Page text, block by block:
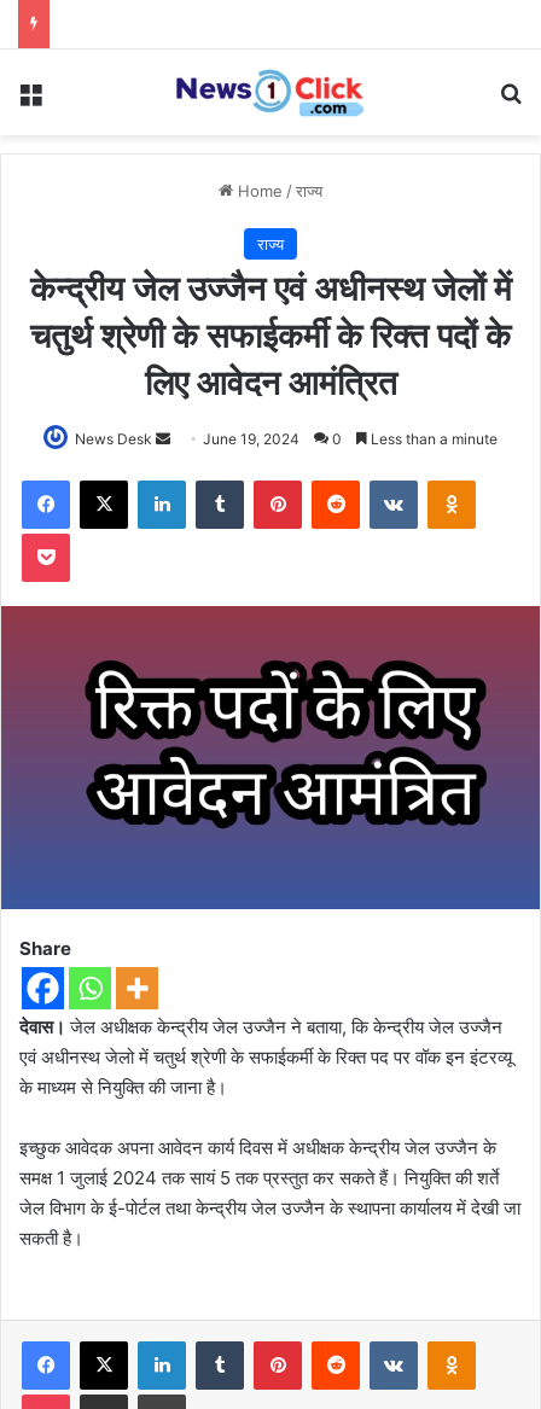
Menu
Home /राज्य
राज्य
केन्‍द्रीय जेल उज्‍जैन एवं अधीनस्‍थ जेलों में
चतुर्थ श्रेणी के सफाईकर्मी के रिक्‍त पदों के
लिए आवेदन आमंत्रित
News Desk
SendJune 19, 2024 0 Less than a minute
Facebook
X LinkedInTumblr PinterestReddit VKontakte
Pocket
Share
देवास। जेल अधीक्षक केन्‍द्रीय जेल उज्‍जैन ने बताया, कि केन्‍द्रीय जेल उज्‍जैन
एवं अधीनस्‍थ जेलो में चतुर्थ श्रेणी के सफाईकर्मी के रिक्‍त पद पर वॉक इन इंटरव्‍यू
के माध्‍यम से नियुक्ति की जाना है।
इच्‍छुक आवेदक अपना आवेदन कार्य दिवस में अधीक्षक केन्‍द्रीय जेल उज्‍जैन के
समक्ष 1 जुलाई 2024 तक सायं 5 तक प्रस्‍तुत कर सकते हैं। नियुक्ति की शर्ते
जेल विभाग के ई-पोर्टल तथा केन्‍द्रीय जेल उज्‍जैन के स्‍थापना कार्यालय में देखी जा
सकती है।
Facebook
X LinkedInTumblr PinterestReddit VKontakte
Pocket Share via Email Print